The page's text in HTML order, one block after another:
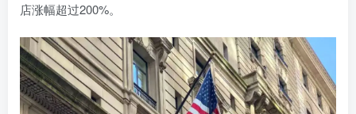
店涨幅超过200%。